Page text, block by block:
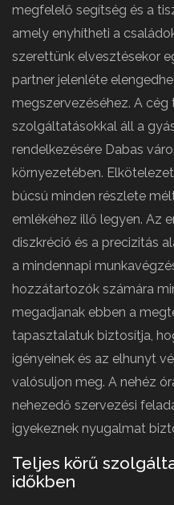
megfelelő segítség és a
amely enyhítheti a
szerettünk elvesztésekor
partner jelenléte
megszervezéséhez. A
szolgáltatásokkal áll a
rendelkezésére Dabas
környezetében.
búcsú minden részlete
emlékéhez illő legyen. Az
diszkréció és a precizitás
a mindennapi
hozzátartozók számára
megadjanak ebben a
tapasztalatuk biztosítja,
igényeinek és az elhunyt
valósuljon meg. A nehéz
nehezedő szervezési
igyekeznek nyugalmat
Teljes körű
időkben